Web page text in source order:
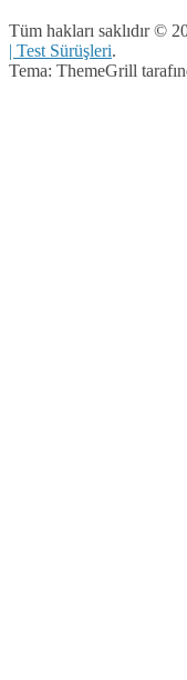
Tüm hakları saklıdır ©
| Test Sürüşleri.
Tema: ThemeGrill